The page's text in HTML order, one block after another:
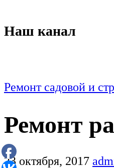
Наш канал
Ремонт садовой и
Ремонт
23 октября, 2017